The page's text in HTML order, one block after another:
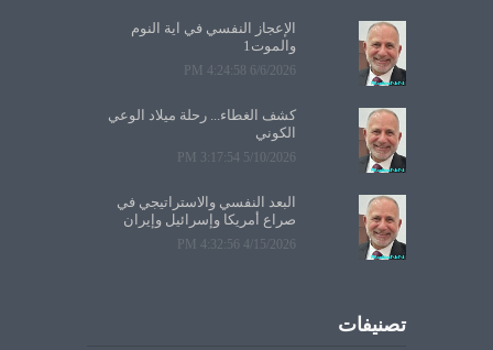
الإعجاز النفسي في آية النوم
والموت1
6/6/2026 4:24:58 PM
كشف الغطاء... رحلة ميلاد الوعي
الكوني
5/10/2026 3:17:54 PM
البعد النفسي والاستراتيجي في
صراع أمريكا وإسرائيل وإيران
4/15/2026 4:32:56 PM
تصنيفات